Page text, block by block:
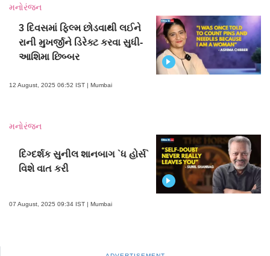
મનોરંજન
3 દિવસમાં ફિલ્મ છોડવાથી લઈને
રાની મુખર્જીને ડિરેક્ટ કરવા સુધી-
આશિમા છિબ્બર
12 August, 2025 06:52 IST | Mumbai
મનોરંજન
દિગ્દર્શક સુનીલ શાનબાગ `ધ હોર્સ`
વિશે વાત કરી
07 August, 2025 09:34 IST | Mumbai